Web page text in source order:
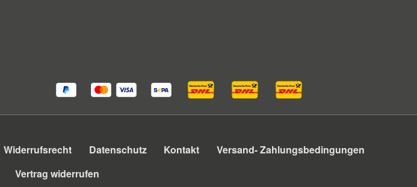
Widerrufsrecht Datenschutz Kontakt
Versand- Zahlungsbedingungen
Vertrag widerrufen